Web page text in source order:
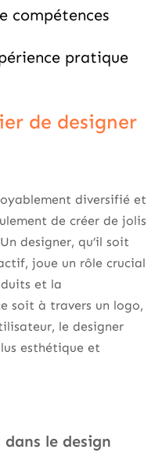
compétences
pratique
de designer
diversifié et
de créer de jolis
designer, qu’il soit
joue un rôle crucial
et la
soit à travers un logo,
le designer
esthétique et
le design